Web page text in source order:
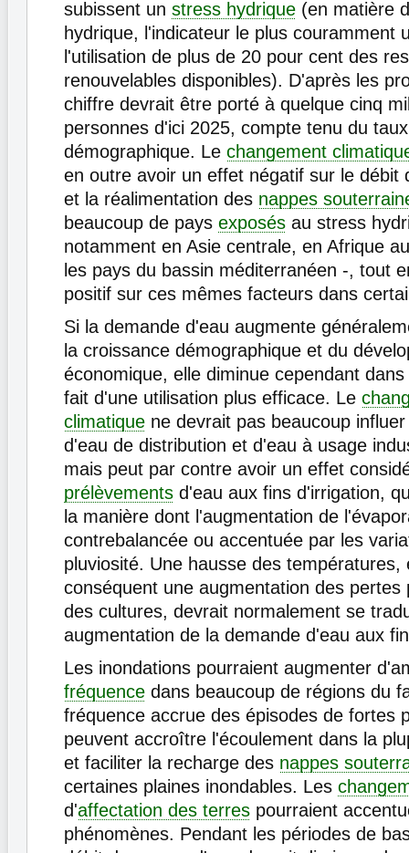
subissent un stress hydrique (en matière
hydrique, l'indicateur le plus couramment
l'utilisation de plus de 20 pour cent des
renouvelables disponibles). D'après les
chiffre devrait être porté à quelque cinq
personnes d'ici 2025, compte tenu du
démographique. Le changement
en outre avoir un effet négatif sur le débit
et la réalimentation des nappes
beaucoup de pays exposés au stress
notamment en Asie centrale, en Afrique
les pays du bassin méditerranéen -, tout
positif sur ces mêmes facteurs dans
Si la demande d'eau augmente
la croissance démographique et du
économique, elle diminue cependant
fait d'une utilisation plus efficace. Le
climatique ne devrait pas beaucoup
d'eau de distribution et d'eau à usage
mais peut par contre avoir un effet
prélèvements d'eau aux fins d'irrigation,
la manière dont l'augmentation de
contrebalancée ou accentuée par les
pluviosité. Une hausse des températures,
conséquent une augmentation des pertes
des cultures, devrait normalement se
augmentation de la demande d'eau aux
Les inondations pourraient augmenter
fréquence dans beaucoup de régions du
fréquence accrue des épisodes de fortes
peuvent accroître l'écoulement dans la
et faciliter la recharge des nappes
certaines plaines inondables. Les
d'affectation des terres pourraient
phénomènes. Pendant les périodes de